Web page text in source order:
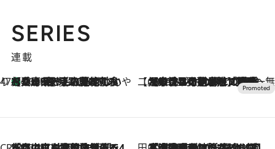
SERIES
連載
47都道府県の手みやげ ひんやりスイーツで夏を満喫
2026.8.8
【兵庫県】この夏絶対食べたい 冷やしておいしいおやつ3選 淡路島の恵みをジェラートに集約 【CREA×星野リゾート】唯一無二。癒しと発見が待つ場所へ
2026.8.7
【トンボの足水浴】ヒノキの香りに包まれて涼感マックス！約13℃の湧水かけ流しを避暑地「星野温泉 トンボの湯」で体験